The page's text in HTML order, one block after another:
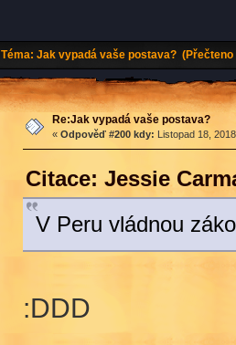
Téma: Jak vypadá vaše postava? (Přečteno
Re:Jak vypadá vaše postava?
« Odpověď #200 kdy: Listopad 18,
Citace: Jessie
V Peru vládnou
:DDD